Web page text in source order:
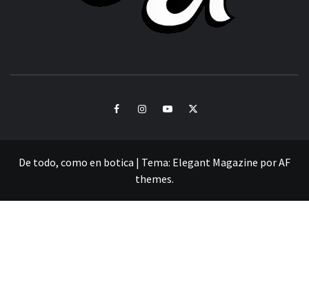
FacebookInstagramYoutubeTwitter
De todo, como en botica | Tema: Elegant Magazine porAF
themes.